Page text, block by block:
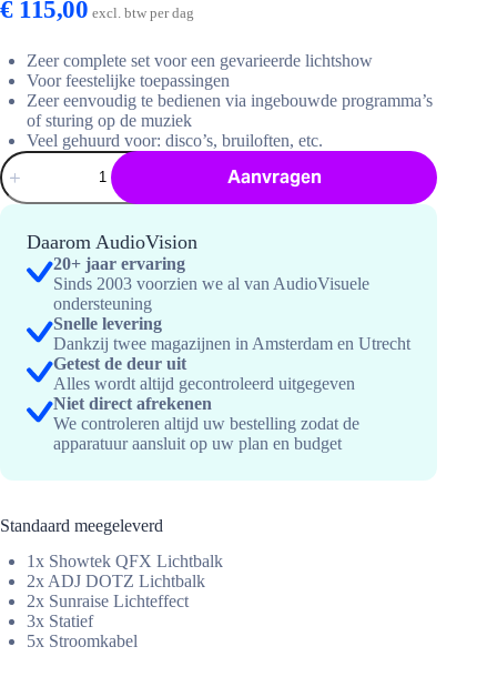
€115,00 excl. btw per dag
Zeer complete set voor een gevarieerde lichtshow
Voor feestelijke toepassingen
Zeer eenvoudig te bedienen via ingebouwde programma’s
of sturing op de muziek
Veel gehuurd voor: disco’s, bruiloften, etc.
Disco
Lichtset
5
hoeveelheid
Aanvragen
Daarom AudioVision
20+ jaar ervaring
Sinds 2003 voorzien we al van AudioVisuele
ondersteuning
Snelle levering
Dankzij twee magazijnen in Amsterdam en Utrecht
Getest de deur uit
Alles wordt altijd gecontroleerd uitgegeven
Niet direct afrekenen
We controleren altijd uw bestelling zodat de
apparatuur aansluit op uw plan en budget
Standaard meegeleverd
1x Showtek QFX Lichtbalk
2x ADJ DOTZ Lichtbalk
2x Sunraise Lichteffect
3x Statief
5x Stroomkabel